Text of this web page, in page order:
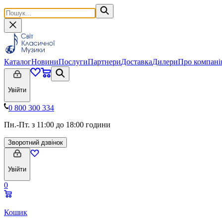
КаталогНовиниПослугиПартнериДоставкаДилериПро
Увійти
0 800 300 334
Пн.-Пт. з 11:00 до 18:00 години
Зворотний дзвінок
Увійти
0
Кошик